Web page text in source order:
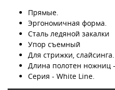
Прямые.
Эргономичная форма.
Сталь ледяной закалки
Упор съемный
Для стрижки, слайсинга.
Длина полотен ножниц
Серия - White Line.